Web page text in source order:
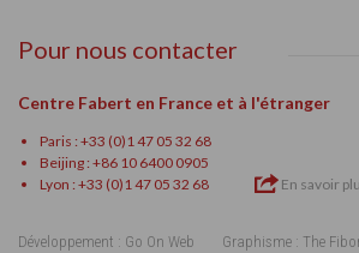
Pour nous contacter
Centre Fabert en France et à l'étranger
Paris : +33 (0)1 47 05 32 68
Beijing : +86 10 6400 0905
Lyon : +33 (0)1 47 05 32 68
En savoir
Développement : Go On Web Graphisme : The